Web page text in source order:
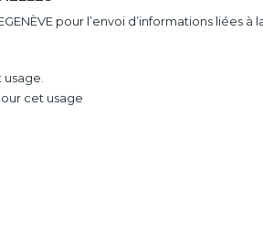
pour l’envoi d’informations
cet usage